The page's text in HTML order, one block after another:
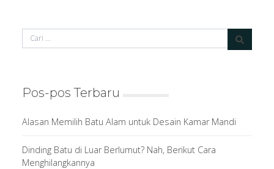
Pos-pos Terbaru
Alasan Memilih Batu Alam untuk Desain Kamar Mandi
Dinding Batu di Luar Berlumut? Nah, Berikut Cara
Menghilangkannya